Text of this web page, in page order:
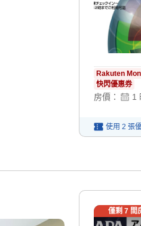
Rakuten
快閃優惠券
房價： 1
使用 2 張
僅剩 7間